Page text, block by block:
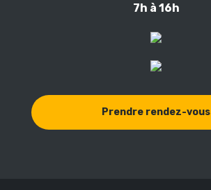
7h à 16h
Prendre rendez-vous